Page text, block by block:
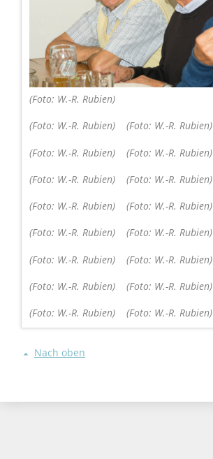
(Foto: W.-R. Rubien)
(Foto: W.-R. Rubien) (Foto: W.-R. Rubien)
(Foto: W.-R. Rubien) (Foto: W.-R. Rubien)
(Foto: W.-R. Rubien) (Foto: W.-R. Rubien)
(Foto: W.-R. Rubien) (Foto: W.-R. Rubien)
(Foto: W.-R. Rubien) (Foto: W.-R. Rubien)
(Foto: W.-R. Rubien) (Foto: W.-R. Rubien)
(Foto: W.-R. Rubien) (Foto: W.-R. Rubien)
(Foto: W.-R. Rubien) (Foto: W.-R. Rubien)
Nach oben